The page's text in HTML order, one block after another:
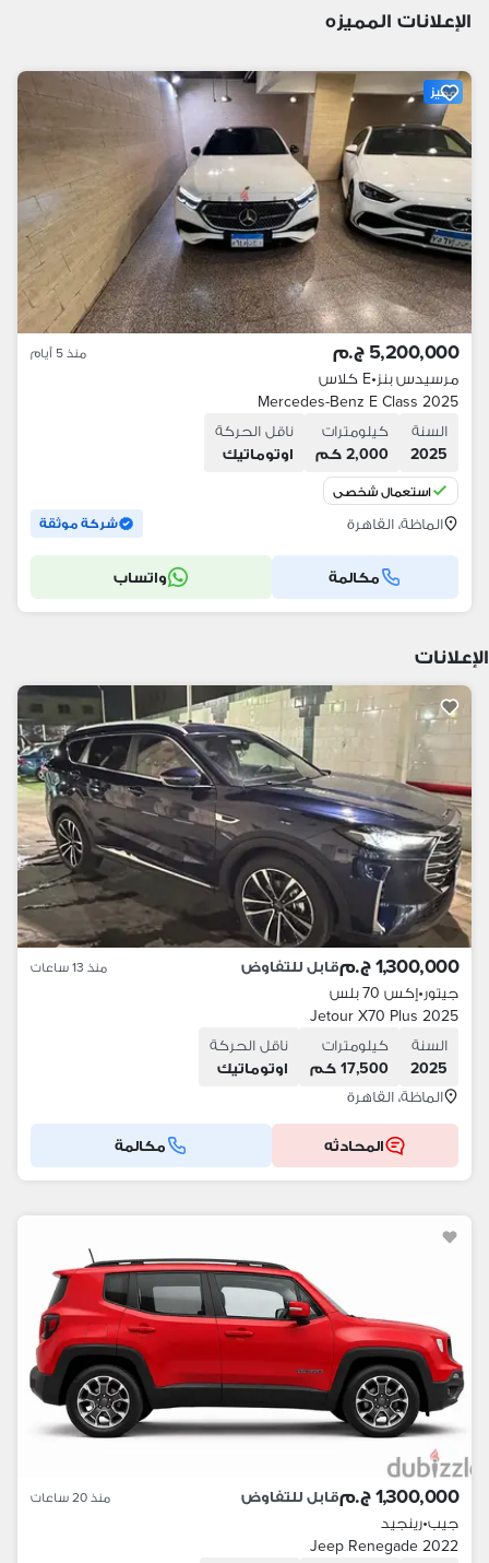
الإعلانات المميزه
مميز
5,200,000 ج.م منذ 5 أيام
مرسيدس بنز•E كلاس
Mercedes-Benz E Class 2025
السنة
2025
كيلومترات
2,000 كم
ناقل الحركة
اوتوماتيك
استعمال شخصي
الماظة، القاهرة شركة موثقة
مكالمة واتساب
الإعلانات
1,300,000 ج.م قابل للتفاوض منذ 13 ساعات
جيتور•إكس 70 بلس
Jetour X70 Plus 2025
السنة
2025
كيلومترات
17,500 كم
ناقل الحركة
اوتوماتيك
الماظة، القاهرة
المحادثه مكالمة
1,300,000 ج.م قابل للتفاوض منذ 20 ساعات
جيب•رينجيد
Jeep Renegade 2022